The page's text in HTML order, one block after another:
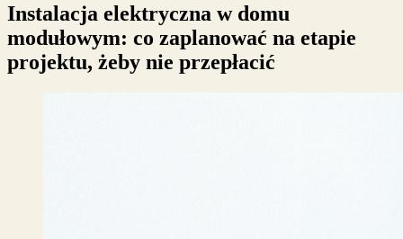
Instalacja elektryczna w domu
modułowym: co zaplanować na etapie
projektu, żeby nie przepłacić